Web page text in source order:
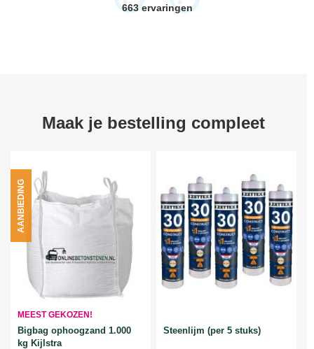
663 ervaringen
Maak je bestelling compleet
MEEST GEKOZEN!
Bigbag ophoogzand 1.000
kg Kijlstra
AANBIEDING
Steenlijm (per 5 stuks)